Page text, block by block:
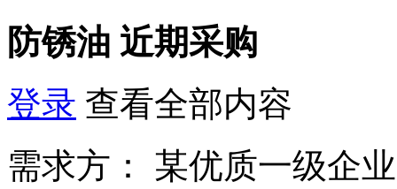
防锈油 近期采购
登录 查看全部内容
需求方：
某优质一级企业